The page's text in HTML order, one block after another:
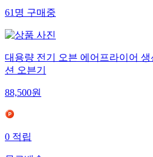
61명구매중
대용량 전기 오븐 에어프라이어
션 오븐기
88,500원
0적립